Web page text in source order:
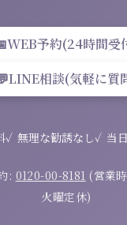
WEB予約(24時間受
LINE相談(気軽に質
無理な勧誘なし 当
: 0120-00-8181 (営業
火曜定休)